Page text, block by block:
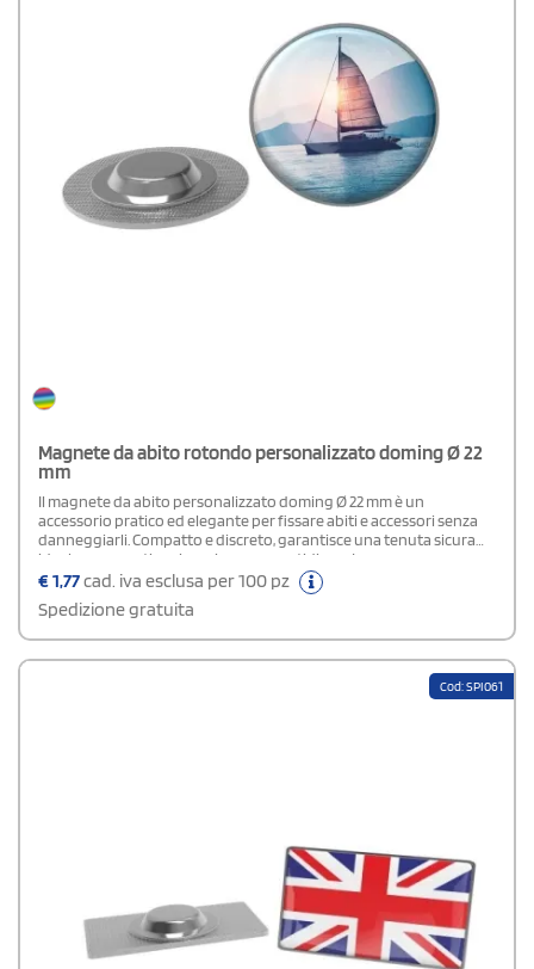
Magnete da abito rotondo personalizzato doming Ø 22
mm
Il magnete da abito personalizzato doming Ø 22 mm è un
accessorio pratico ed elegante per fissare abiti e accessori senza
danneggiarli. Compatto e discreto, garantisce una tenuta sicura
ideale per eventi, cerimonie e uso quotidiano. La
personalizzazione in doming valorizza il design con un effetto
brillante e professionale, rendendolo perfetto anche come gadget
promozionale. Facile da utilizzare, unisce funzionalità e stile in un
formato ridotto ma efficace.
€1,77cad. iva esclusa per 100 pz
Spedizione gratuita
Cod: SPI061